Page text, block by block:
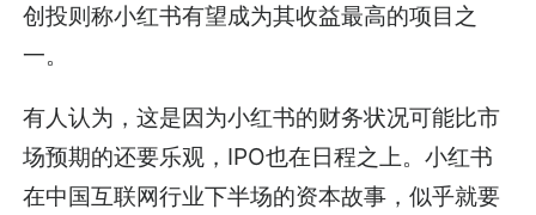
创投则称小红书有望成为其收益最高的项目之
一。
有人认为，这是因为小红书的财务状况可能比市
场预期的还要乐观，IPO也在日程之上。小红书
在中国互联网行业下半场的资本故事，似乎就要